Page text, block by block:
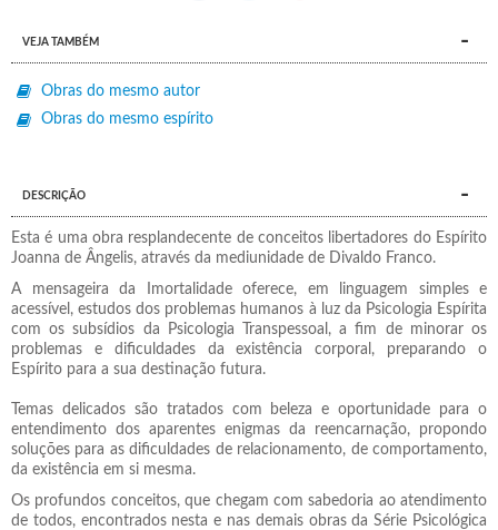
VEJA TAMBÉM
Obras do mesmo autor
Obras do mesmo espírito
DESCRIÇÃO
Esta é uma obra resplandecente de conceitos libertadores do Espírito
Joanna de Ângelis, através da mediunidade de Divaldo Franco.
A mensageira da Imortalidade oferece, em linguagem simples e
acessível, estudos dos problemas humanos à luz da Psicologia Espírita
com os subsídios da Psicologia Transpessoal, a fim de minorar os
problemas e dificuldades da existência corporal, preparando o
Espírito para a sua destinação futura.
Temas delicados são tratados com beleza e oportunidade para o
entendimento dos aparentes enigmas da reencarnação, propondo
soluções para as dificuldades de relacionamento, de comportamento,
da existência em si mesma.
Os profundos conceitos, que chegam com sabedoria ao atendimento
de todos, encontrados nesta e nas demais obras da Série Psicológica